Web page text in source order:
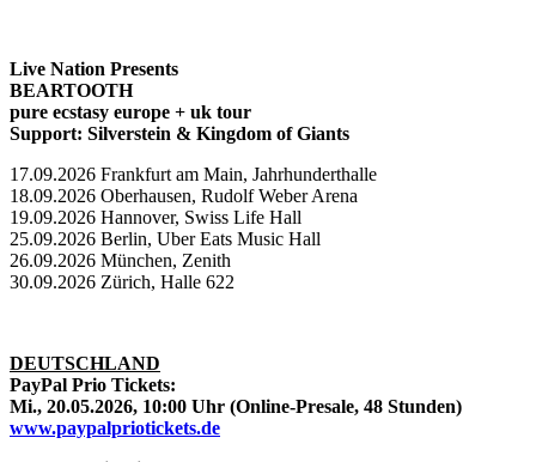
Live Nation Presents
BEARTOOTH
pure ecstasy europe + uk tour
Support: Silverstein & Kingdom of Giants
17.09.2026 Frankfurt am Main, Jahrhunderthalle
18.09.2026 Oberhausen, Rudolf Weber Arena
19.09.2026 Hannover, Swiss Life Hall
25.09.2026 Berlin, Uber Eats Music Hall
26.09.2026 München, Zenith
30.09.2026 Zürich, Halle 622
DEUTSCHLAND
PayPal Prio Tickets:
Mi., 20.05.2026, 10:00 Uhr (Online-Presale, 48 Stunden)
www.paypalpriotickets.de